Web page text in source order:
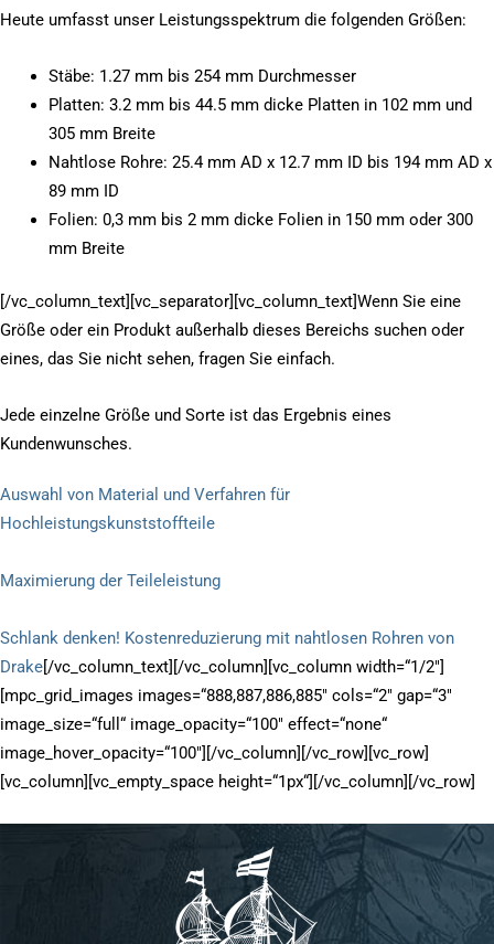
Heute umfasst unser Leistungsspektrum die folgenden Größen:
Stäbe: 1.27 mm bis 254 mm Durchmesser
Platten: 3.2 mm bis 44.5 mm dicke Platten in 102 mm und
305 mm Breite
Nahtlose Rohre: 25.4 mm AD x 12.7 mm ID bis 194 mm AD x
89 mm ID
Folien: 0,3 mm bis 2 mm dicke Folien in 150 mm oder 300
mm Breite
[/vc_column_text][vc_separator][vc_column_text]Wenn Sie eine
Größe oder ein Produkt außerhalb dieses Bereichs suchen oder
eines, das Sie nicht sehen, fragen Sie einfach.
Jede einzelne Größe und Sorte ist das Ergebnis eines
Kundenwunsches.
Auswahl von Material und Verfahren für
Hochleistungskunststoffteile
Maximierung der Teileleistung
Schlank denken! Kostenreduzierung mit nahtlosen Rohren von
Drake[/vc_column_text][/vc_column][vc_column width=“1/2″]
[mpc_grid_images images=“888,887,886,885″ cols=“2″ gap=“3″
image_size=“full“ image_opacity=“100″ effect=“none“
image_hover_opacity=“100″][/vc_column][/vc_row][vc_row]
[vc_column][vc_empty_space height=“1px“][/vc_column][/vc_row]